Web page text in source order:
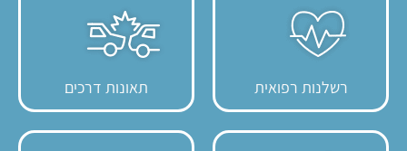
רשלנות רפואית תאונות דרכים